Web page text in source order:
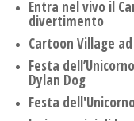
Entra nel vivo il
divertimento
Cartoon Village
Festa
Dylan Dog
Festa